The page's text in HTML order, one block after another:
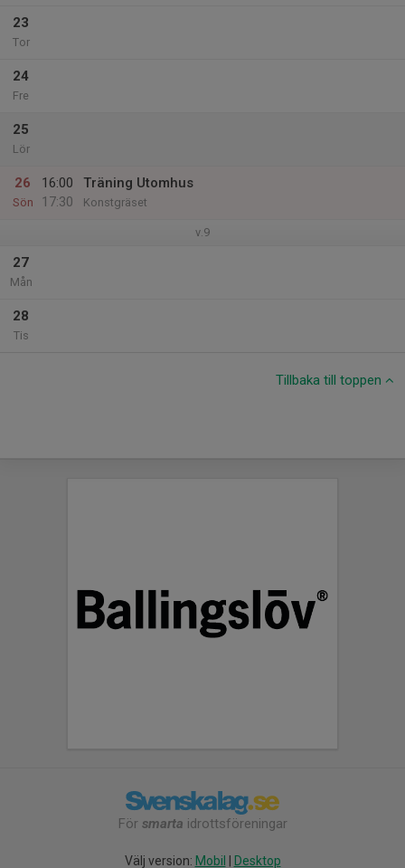
23
Tor
24
Fre
25
Lör
26
Sön
16:00
17:30
Träning Utomhus
Konstgräset
v.9
27
Mån
28
Tis
Tillbaka till toppen
För smarta idrottsföreningar
Välj version: Mobil Desktop